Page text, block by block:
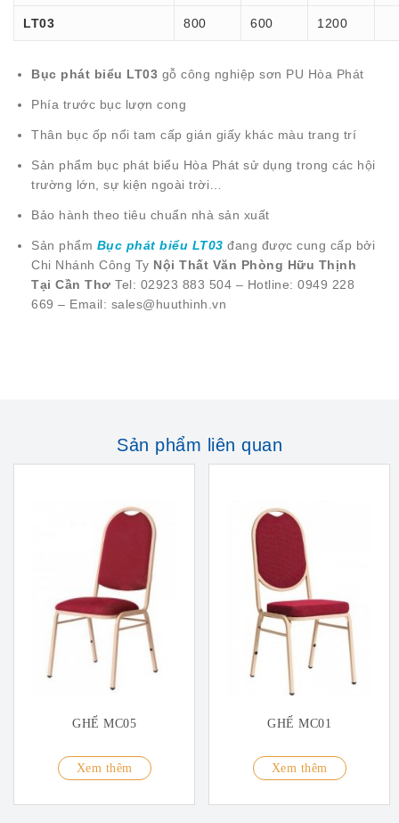
LT03 800 600 1200
Bục phát biểu LT03 gỗ công nghiệp sơn PU Hòa Phát
Phía trước bục lượn cong
Thân bục ốp nổi tam cấp gián giấy khác màu trang trí
Sản phẩm bục phát biểu Hòa Phát sử dụng trong các hội
trường lớn, sự kiện ngoài trời…
Bảo hành theo tiêu chuẩn nhà sản xuất
Sản phẩm Bục phát biểu LT03 đang được cung cấp bởi
Chi Nhánh Công Ty Nội Thất Văn Phòng Hữu Thịnh
Tại Cần Thơ Tel: 02923 883 504 – Hotline: 0949 228
669 – Email: sales@huuthinh.vn
Sản phẩm liên quan
GHẾ MC05
Xem thêm
GHẾ MC01
Xem thêm